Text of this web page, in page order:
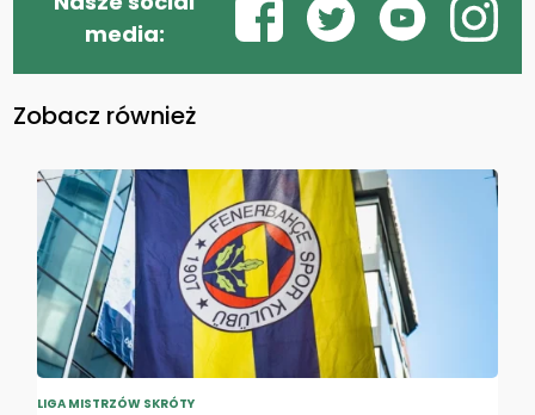
media:
Zobacz również
LIGA MISTRZÓW SKRÓTY